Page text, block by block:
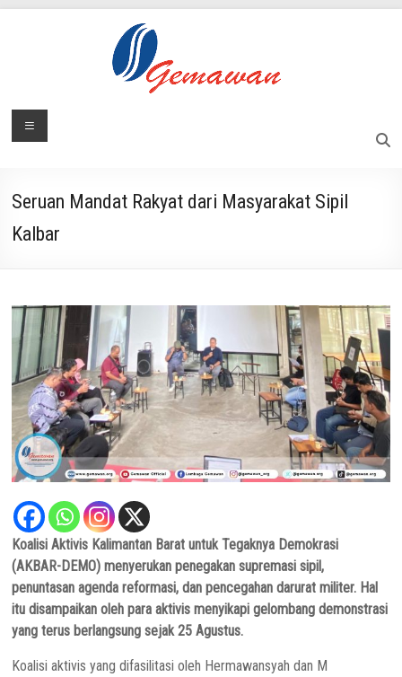
Lembaga
Swadaya
Menu
Seruan Mandat Rakyat dari Masyarakat Sipil
Kalbar
Koalisi Aktivis Kalimantan Barat untuk Tegaknya Demokrasi
(AKBAR-DEMO) menyerukan penegakan supremasi sipil,
penuntasan agenda reformasi, dan pencegahan darurat militer. Hal
itu disampaikan oleh para aktivis menyikapi gelombang demonstrasi
yang terus berlangsung sejak 25 Agustus.
Koalisi aktivis yang difasilitasi oleh Hermawansyah dan M